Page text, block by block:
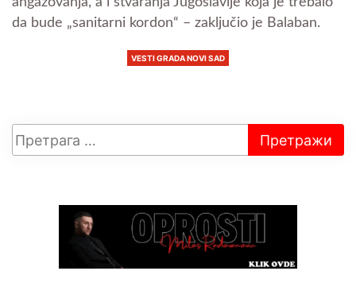
da bude „sanitarni kordon“ – zaključio je Balaban.
VESTI GRADA NOVI SAD